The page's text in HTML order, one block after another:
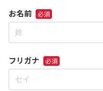
お名前 必須
フリガナ 必須